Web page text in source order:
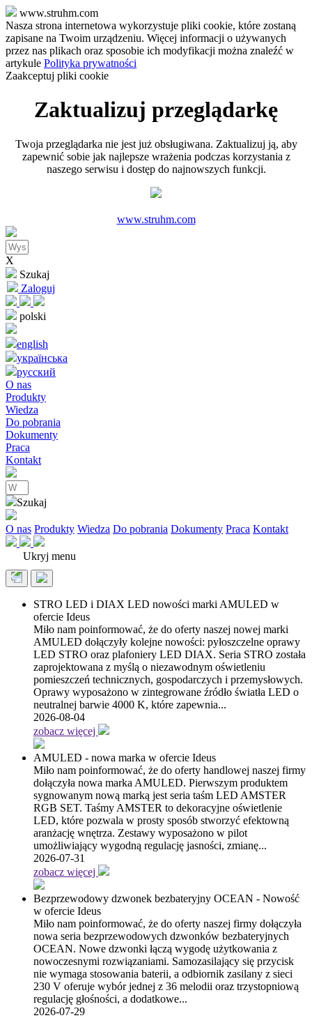
www.struhm.com
Nasza strona internetowa wykorzystuje pliki cookie, które zostaną
zapisane na Twoim urządzeniu. Więcej informacji o używanych
przez nas plikach oraz sposobie ich modyfikacji można znaleźć w
artykule Polityka prywatności
Zaakceptuj pliki cookie
Zaktualizuj przeglądarkę
Twoja przeglądarka nie jest już obsługiwana. Zaktualizuj ją, aby
zapewnić sobie jak najlepsze wrażenia podczas korzystania z
naszego serwisu i dostęp do najnowszych funkcji.
www.struhm.com
X
Szukaj
Zaloguj
polski
english
українська
pусский
O nas
Produkty
Wiedza
Do pobrania
Dokumenty
Praca
Kontakt
Szukaj
O nas Produkty Wiedza Do pobrania Dokumenty Praca Kontakt
Ukryj menu
STRO LED i DIAX LED nowości marki AMULED w
ofercie Ideus
Miło nam poinformować, że do oferty naszej nowej marki
AMULED dołączyły kolejne nowości: pyłoszczelne oprawy
LED STRO oraz plafoniery LED DIAX. Seria STRO została
zaprojektowana z myślą o niezawodnym oświetleniu
pomieszczeń technicznych, gospodarczych i przemysłowych.
Oprawy wyposażono w zintegrowane źródło światła LED o
neutralnej barwie 4000 K, które zapewnia...
2026-08-04
zobacz więcej
AMULED - nowa marka w ofercie Ideus
Miło nam poinformować, że do oferty handlowej naszej firmy
dołączyła nowa marka AMULED. Pierwszym produktem
sygnowanym nową marką jest seria taśm LED AMSTER
RGB SET. Taśmy AMSTER to dekoracyjne oświetlenie
LED, które pozwala w prosty sposób stworzyć efektowną
aranżację wnętrza. Zestawy wyposażono w pilot
umożliwiający wygodną regulację jasności, zmianę...
2026-07-31
zobacz więcej
Bezprzewodowy dzwonek bezbateryjny OCEAN - Nowość
w ofercie Ideus
Miło nam poinformować, że do oferty naszej firmy dołączyła
nowa seria bezprzewodowych dzwonków bezbateryjnych
OCEAN. Nowe dzwonki łączą wygodę użytkowania z
nowoczesnymi rozwiązaniami. Samozasilający się przycisk
nie wymaga stosowania baterii, a odbiornik zasilany z sieci
230 V oferuje wybór jednej z 36 melodii oraz trzystopniową
regulację głośności, a dodatkowe...
2026-07-29